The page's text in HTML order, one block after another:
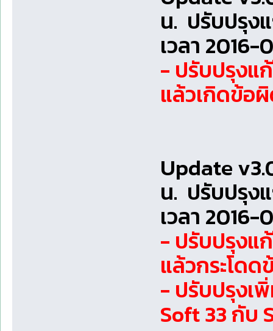
น. ปรับปรุง
เวลา
- ปรับปรุงแ
แล้วเกิดข้อ
Update
น. ปรับปรุง
เวลา 2016-
- ปรับปรุงแ
แล้วกระโด
- ปรับปรุงเ
Soft 33 กับ